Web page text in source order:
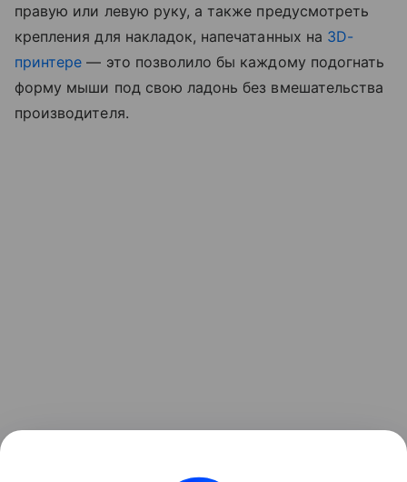
правую или левую руку, а также предусмотреть
крепления для накладок, напечатанных на 3D-
принтере — это позволило бы каждому подогнать
форму мыши под свою ладонь без вмешательства
производителя.